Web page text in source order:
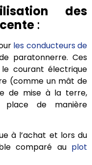
des
:
les conducteurs de
paratonnerre. Ces
courant électrique
(comme un mât de
de mise à la terre,
place de manière
à l’achat et lors du
comparé au plot